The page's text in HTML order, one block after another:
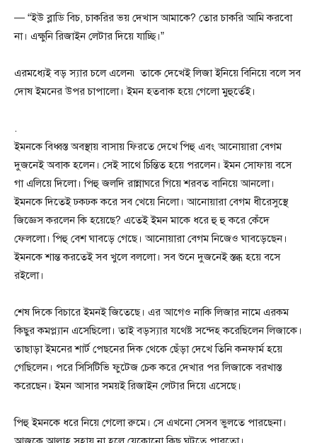
— “ইউ ব্লাডি বিচ, চাকরির ভয় দেখাস আমাকে? তোর চাকরি আমি করবো
না। এক্ষুনি রিজাইন লেটার দিয়ে যাচ্ছি।”
এরমধ্যেই বড় স্যার চলে এলেন৷ তাকে দেখেই লিজা ইনিয়ে বিনিয়ে বলে সব
দোষ ইমনের উপর চাপালো। ইমন হতবাক হয়ে গেলো মুহুর্তেই।
.
ইমনকে বিধ্বস্ত অবস্থায় বাসায় ফিরতে দেখে পিহু এবং আনোয়ারা বেগম
দুজনেই অবাক হলেন। সেই সাথে চিন্তিত হয়ে পরলেন। ইমন সোফায় বসে
গা এলিয়ে দিলো। পিহু জলদি রান্নাঘরে গিয়ে শরবত বানিয়ে আনলো।
ইমনকে দিতেই ঢকঢক করে সব খেয়ে নিলো। আনোয়ারা বেগম ধীরেসুস্থে
জিজ্ঞেস করলেন কি হয়েছে? এতেই ইমন মাকে ধরে হু হু করে কেঁদে
ফেললো। পিহু বেশ ঘাবড়ে গেছে। আনোয়ারা বেগম নিজেও ঘাবড়েছেন।
ইমনকে শান্ত করতেই সব খুলে বললো। সব শুনে দুজনেই স্তব্ধ হয়ে বসে
রইলো।
শেষ দিকে বিচারে ইমনই জিতেছে। এর আগেও নাকি লিজার নামে এরকম
কিছুর কমপ্ল্যান এসেছিলো। তাই বড়স্যার যথেষ্ট সন্দেহ করেছিলেন লিজাকে।
তাছাড়া ইমনের শার্ট পেছনের দিক থেকে ছেঁড়া দেখে তিনি কনফার্ম হয়ে
গেছিলেন। পরে সিসিটিভি ফুটেজ চেক করে দেখার পর লিজাকে বরখাস্ত
করেছেন। ইমন আসার সময়ই রিজাইন লেটার দিয়ে এসেছে।
পিহু ইমনকে ধরে নিয়ে গেলো রুমে। সে এখনো সেসব ভুলতে পারছেনা।